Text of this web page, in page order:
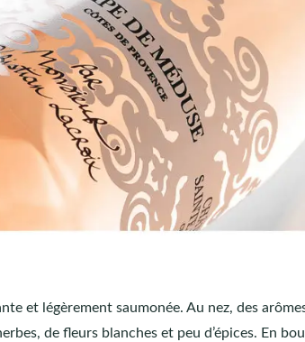
et légèrement saumonée. Au nez, des
de fleurs blanches et peu d’épices. En